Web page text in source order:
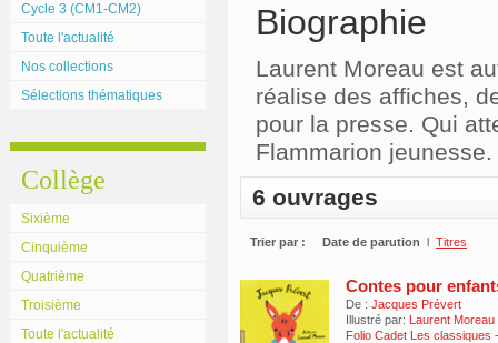
Cycle 3 (CM1-CM2)
Toute l'actualité
Nos collections
Sélections thématiques
Collège
Sixième
Cinquième
Quatrième
Troisième
Toute l'actualité
Biographie
Laurent Moreau est
réalise des affiches,
pour la presse. Qui
Flammarion jeunesse.
6 ouvrages
Trier par : Date de parution l Titres
Contes pour
De : Jacques Prévert
Illustré par: Laurent Moreau
Folio Cadet Les classiques